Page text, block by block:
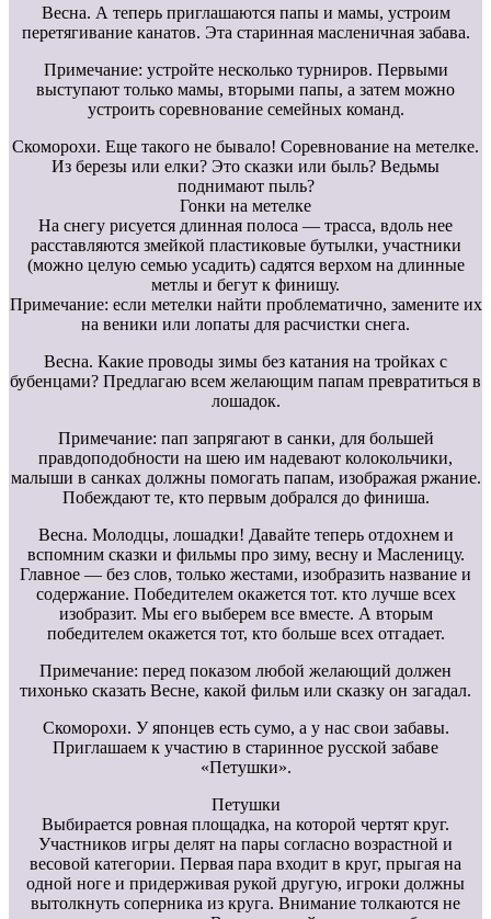
Весна. А теперь приглашаются папы и мамы, устроим
перетягивание канатов. Эта старинная масленичная забава.
Примечание: устройте несколько турниров. Первыми
выступают только мамы, вторыми папы, а затем можно
устроить соревнование семейных команд.
Скоморохи. Еще такого не бывало! Соревнование на метелке.
Из березы или елки? Это сказки или быль? Ведьмы
поднимают пыль?
Гонки на метелке
На снегу рисуется длинная полоса — трасса, вдоль нее
расставляются змейкой пластиковые бутылки, участники
(можно целую семью усадить) садятся верхом на длинные
метлы и бегут к финишу.
Примечание: если метелки найти проблематично, замените их
на веники или лопаты для расчистки снега.
Весна. Какие проводы зимы без катания на тройках с
бубенцами? Предлагаю всем желающим папам превратиться в
лошадок.
Примечание: пап запрягают в санки, для большей
правдоподобности на шею им надевают колокольчики,
малыши в санках должны помогать папам, изображая ржание.
Побеждают те, кто первым добрался до финиша.
Весна. Молодцы, лошадки! Давайте теперь отдохнем и
вспомним сказки и фильмы про зиму, весну и Масленицу.
Главное — без слов, только жестами, изобразить название и
содержание. Победителем окажется тот. кто лучше всех
изобразит. Мы его выберем все вместе. А вторым
победителем окажется тот, кто больше всех отгадает.
Примечание: перед показом любой желающий должен
тихонько сказать Весне, какой фильм или сказку он загадал.
Скоморохи. У японцев есть сумо, а у нас свои забавы.
Приглашаем к участию в старинное русской забаве
«Петушки».
Петушки
Выбирается ровная площадка, на которой чертят круг.
Участников игры делят на пары согласно возрастной и
весовой категории. Первая пара входит в круг, прыгая на
одной ноге и придерживая рукой другую, игроки должны
вытолкнуть соперника из круга. Внимание толкаются не